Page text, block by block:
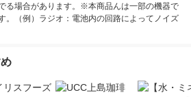
る場合があります。※本商品んは一部の機器で
。（例）ラジオ：電池内の回路によってノイズ